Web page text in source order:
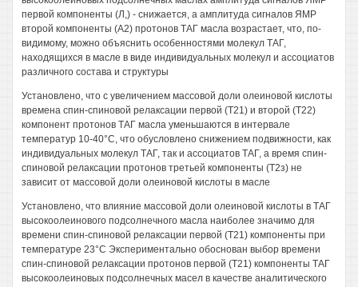
первой компоненты (Л,) - снижается, а амплитуда сигналов ЯМР
второй компоненты (А2) протонов ТАГ масла возрастает, что, по-
видимому, можно объяснить особенностями молекул ТАГ,
находящихся в масле в виде индивидуальных молекул и ассоциатов
различного состава и структуры
Установлено, что с увеличением массовой доли олеиновой кислоты
времена спин-спиновой релаксации первой (Т21) и второй (Т22)
компонент протонов ТАГ масла уменьшаются в интервале
температур 10-40°С, что обусловлено снижением подвижности, как
индивидуальных молекул ТАГ, так и ассоциатов ТАГ, а время спин-
спиновой релаксации протонов третьей компоненты (Т2з) не
зависит от массовой доли олеиновой кислоты в масле
Установлено, что влияние массовой доли олеиновой кислоты в ТАГ
высокоолеинового подсолнечного масла наиболее значимо для
времени спин-спиновой релаксации первой (Т21) компоненты при
температуре 23°С Экспериментально обоснован выбор времени
спин-спиновой релаксации протонов первой (Т21) компоненты ТАГ
высокоолеиновых подсолнечных масел в качестве аналитического